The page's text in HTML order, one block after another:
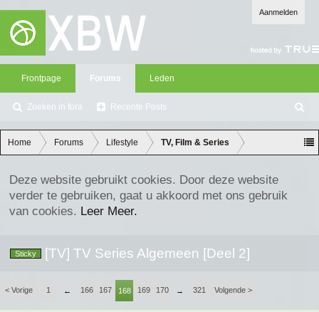
Aanmelden
Frontpage Forums
Zoeken in fora Recente Posts
Leden
oe
ke
n
Home Forums Lifestyle TV, Film & Series
Deze website gebruikt cookies. Door deze website
verder te gebruiken, gaat u akkoord met ons gebruik
van cookies. Leer Meer.
Sticky [TV] TV Series Algemeen [Deel 2]
< Vorige 1 ← 166 167 168 169 170 → 321 Volgende >